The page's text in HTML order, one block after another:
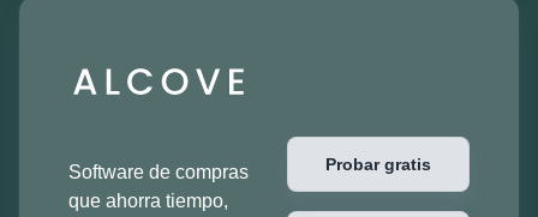
Software de compras
que ahorra tiempo,
Probar gratis